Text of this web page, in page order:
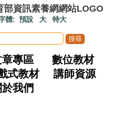
體: 預設 大 特大
專區
數位教材
式教材
講師資源
於我們